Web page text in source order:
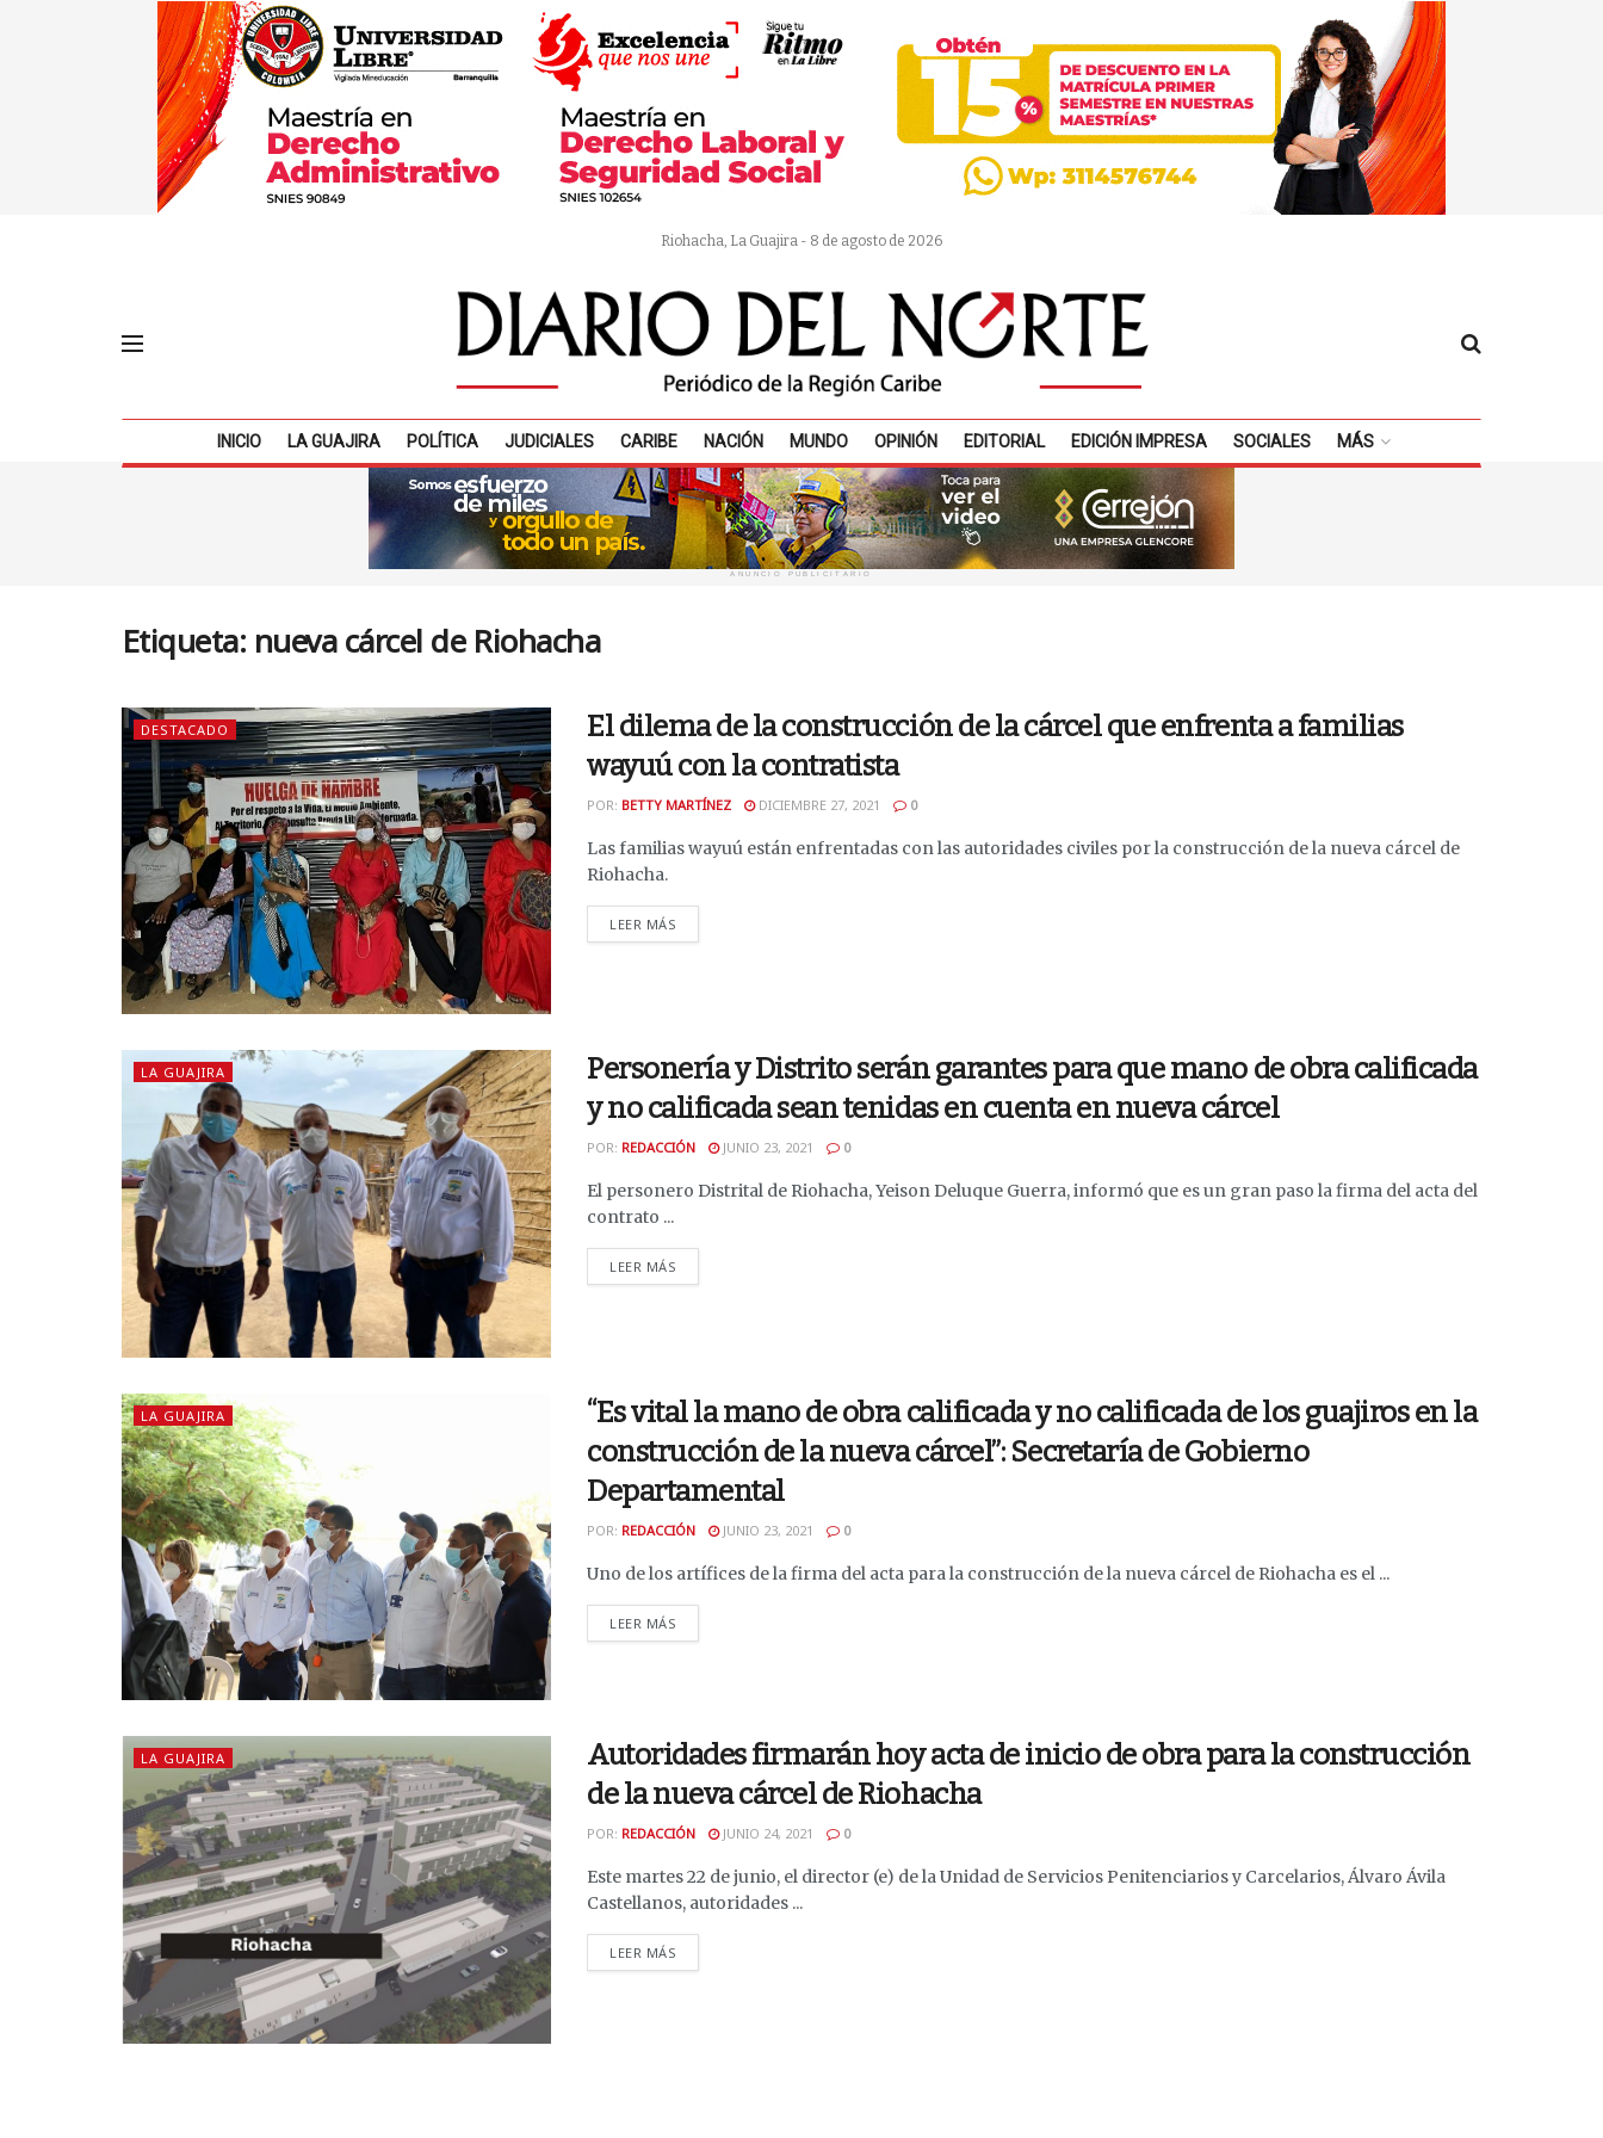
Riohacha, La Guajira - 8 de agosto de 2026
INICIO LA GUAJIRA POLÍTICA JUDICIALES CARIBE NACIÓN MUNDO OPINIÓN EDITORIAL EDICIÓN IMPRESA SOCIALES MÁS
ANUNCIO PUBLICITARIO
Etiqueta: nueva cárcel de Riohacha
DESTACADO
El dilema de la construcción de la cárcel que enfrenta a familias
wayuú con la contratista
POR: BETTY MARTÍNEZ DICIEMBRE 27, 2021 0
Las familias wayuú están enfrentadas con las autoridades civiles por la construcción de la nueva cárcel de
Riohacha.
LEER MÁS
LA GUAJIRA
Personería y Distrito serán garantes para que mano de obra calificada
y no calificada sean tenidas en cuenta en nueva cárcel
POR: REDACCIÓN JUNIO 23, 2021 0
El personero Distrital de Riohacha, Yeison Deluque Guerra, informó que es un gran paso la firma del acta del
contrato ...
LEER MÁS
LA GUAJIRA
“Es vital la mano de obra calificada y no calificada de los guajiros en la
construcción de la nueva cárcel”: Secretaría de Gobierno
Departamental
POR: REDACCIÓN JUNIO 23, 2021 0
Uno de los artífices de la firma del acta para la construcción de la nueva cárcel de Riohacha es el ...
LEER MÁS
LA GUAJIRA
Autoridades firmarán hoy acta de inicio de obra para la construcción
de la nueva cárcel de Riohacha
POR: REDACCIÓN JUNIO 24, 2021 0
Este martes 22 de junio, el director (e) de la Unidad de Servicios Penitenciarios y Carcelarios, Álvaro Ávila
Castellanos, autoridades ...
LEER MÁS